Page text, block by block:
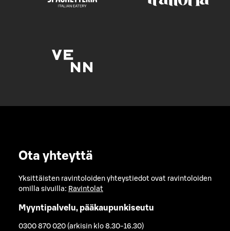
Ota yhteyttä
Yksittäisten ravintoloiden yhteystiedot ovat ravintoloiden
omilla sivuilla: Ravintolat
Myyntipalvelu, pääkaupunkiseutu
0300 870 020 (arkisin klo 8.30-16.30)